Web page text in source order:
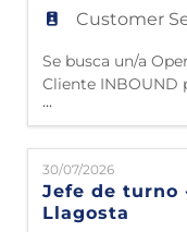
FR
Customer
Se busca un/a
Cliente INBOUND
Customer Service
España. El centro
Llagosta
candidato
Responsable de
FUNCIONES: •
...
30/07/2026
Jefe de turno
Llagosta